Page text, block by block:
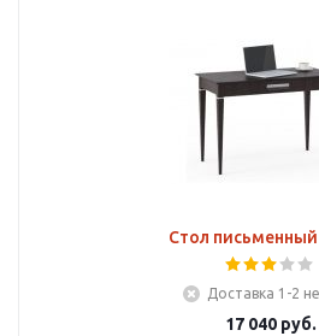
Стол письменный
Доставка 1-2
17 040руб.